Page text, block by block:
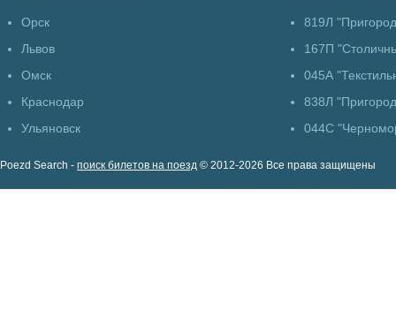
Орск
Львов
Омск
Краснодар
Ульяновск
819Л
167П
045А
838Л
044С
Poezd Search - поиск билетов на поезд © 2012-2026 Все права защищены